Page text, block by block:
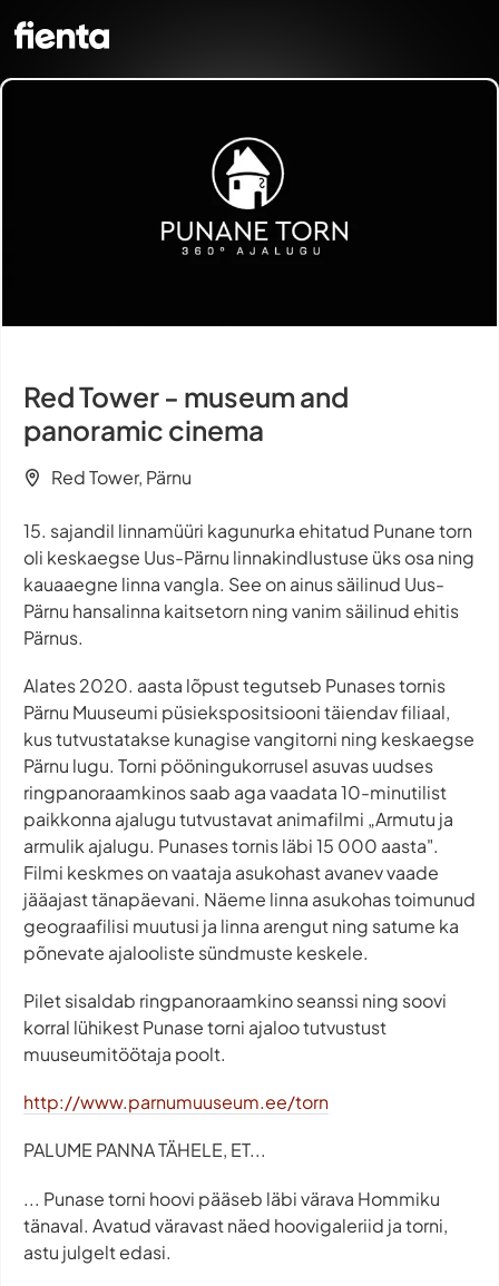
Red Tower - museum and
panoramic cinema
Red Tower, Pärnu
15. sajandil linnamüüri kagunurka ehitatud Punane torn
oli keskaegse Uus-Pärnu linnakindlustuse üks osa ning
kauaaegne linna vangla. See on ainus säilinud Uus-
Pärnu hansalinna kaitsetorn ning vanim säilinud ehitis
Pärnus.
Alates 2020. aasta lõpust tegutseb Punases tornis
Pärnu Muuseumi püsiekspositsiooni täiendav filiaal,
kus tutvustatakse kunagise vangitorni ning keskaegse
Pärnu lugu. Torni pööningukorrusel asuvas uudses
ringpanoraamkinos saab aga vaadata 10-minutilist
paikkonna ajalugu tutvustavat animafilmi „Armutu ja
armulik ajalugu. Punases tornis läbi 15 000 aasta".
Filmi keskmes on vaataja asukohast avanev vaade
jääajast tänapäevani. Näeme linna asukohas toimunud
geograafilisi muutusi ja linna arengut ning satume ka
põnevate ajalooliste sündmuste keskele.
Pilet sisaldab ringpanoraamkino seanssi ning soovi
korral lühikest Punase torni ajaloo tutvustust
muuseumitöötaja poolt.
http://www.parnumuuseum.ee/torn
PALUME PANNA TÄHELE, ET...
... Punase torni hoovi pääseb läbi värava Hommiku
tänaval. Avatud väravast näed hoovigaleriid ja torni,
astu julgelt edasi.